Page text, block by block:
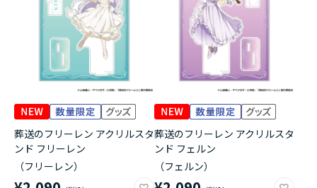
葬送のフリーレン アクリルスタ
ンド フリーレン
（フリーレン）
葬送のフリーレン アクリルスタ
ンド フェルン
（フェルン）